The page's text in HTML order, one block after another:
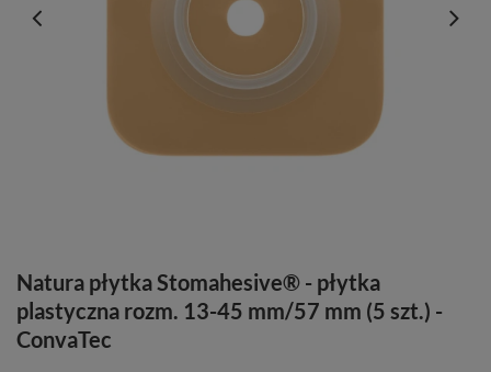
Natura płytka Stomahesive® - płytka
plastyczna rozm. 13-45 mm/57 mm (5 szt.) -
ConvaTec